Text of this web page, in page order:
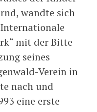
wandte sich
mit der Bitte
seines
Verein in
nach und
eine erste